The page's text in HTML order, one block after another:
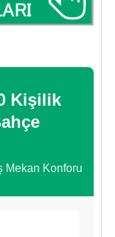
Kişilik
Mekan Konforu